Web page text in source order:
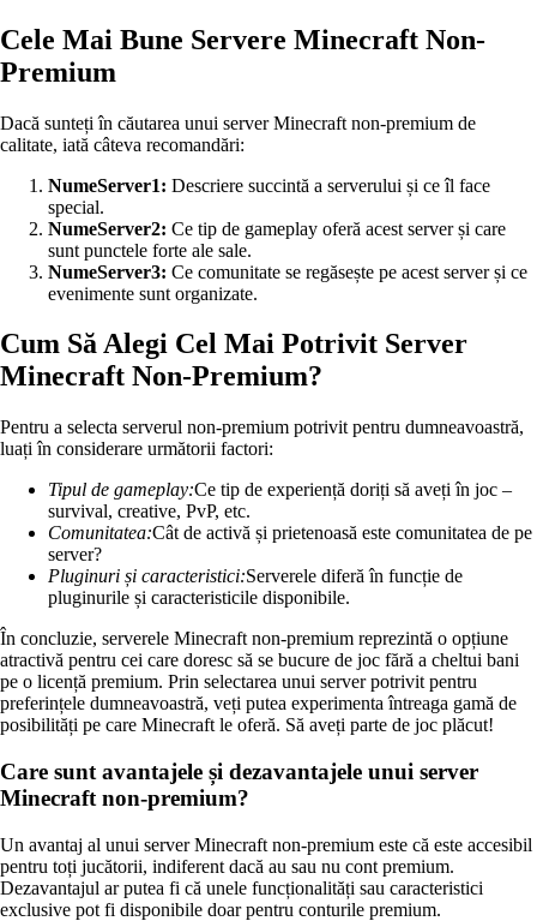
Cele Mai Bune Servere Minecraft Non-
Premium
Dacă sunteți în căutarea unui server Minecraft non-premium de
calitate, iată câteva recomandări:
NumeServer1: Descriere succintă a serverului și ce îl face
special.
NumeServer2: Ce tip de gameplay oferă acest server și care
sunt punctele forte ale sale.
NumeServer3: Ce comunitate se regăsește pe acest server și ce
evenimente sunt organizate.
Cum Să Alegi Cel Mai Potrivit Server
Minecraft Non-Premium?
Pentru a selecta serverul non-premium potrivit pentru dumneavoastră,
luați în considerare următorii factori:
Tipul de gameplay:Ce tip de experiență doriți să aveți în joc –
survival, creative, PvP, etc.
Comunitatea:Cât de activă și prietenoasă este comunitatea de pe
server?
Pluginuri și caracteristici:Serverele diferă în funcție de
pluginurile și caracteristicile disponibile.
În concluzie, serverele Minecraft non-premium reprezintă o opțiune
atractivă pentru cei care doresc să se bucure de joc fără a cheltui bani
pe o licență premium. Prin selectarea unui server potrivit pentru
preferințele dumneavoastră, veți putea experimenta întreaga gamă de
posibilități pe care Minecraft le oferă. Să aveți parte de joc plăcut!
Care sunt avantajele și dezavantajele unui server
Minecraft non-premium?
Un avantaj al unui server Minecraft non-premium este că este accesibil
pentru toți jucătorii, indiferent dacă au sau nu cont premium.
Dezavantajul ar putea fi că unele funcționalități sau caracteristici
exclusive pot fi disponibile doar pentru conturile premium.